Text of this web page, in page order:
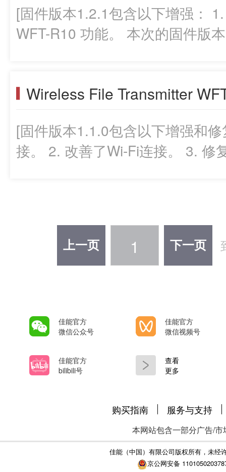
相机上使用 WFT-R10 适配器的功能。 1.1.0版的改进内
了FTP传输期间的连接。 ]
件。 所下载的资料包括固件(文件名称: WR100130.GFU，文件大
小: 30,335,082 字节)和固件更
前版本固件的更新记录。) 1.2.1版的改进内容: 1. 添加在 EOS R5 C
了FTP传输期间的连接。 2. 改
在WFT设置画面中使用特定设置]
[固件版本1.2.1包含以下增强：
WFT-R10 功能。 本次的固件版本1.2.1的对象为版本1.1.0的无线文
件下载。 上述应用程序已相应更新。 请下载应用程序以及最新固
建一个固件文件夹。 *解压缩下载的文件: 右键单击zip文件，然后选
择全部提取，解压缩文件。 所下载的资料包括固件(文件名称:
善了FTP传输期间的连接。 2.
[固件版本1.1.0包含以下增强和修复： 1. 改善了FTP传输
接。 2. 改善了Wi-Fi连接。 3. 修
本公告再进行固件下载。 问答部分: 固件升级准备工作: 解压缩下载
的压缩文件(zip文件)后，会创建一个固件
件: 右键单击zip文件，然后选择全部
字节)和固件更新步骤的说明(用
五种语言书写的PDF文件)。 开始固件升级操作前，请务必检查下载
的内容并仔细阅读说明。 (以下是之前版本固件的更新记录。) 固件
版本1.1.0为发布的首次更新。]
上一页 1 下一页
佳能官方
微信公众号
佳能官方
微信视频号
佳能官方
bilibili号
查看
更多
购买指南 服务与支持
本网站包含一部分广告/
佳能（中国）有限公司版权所有，未经
京公网安备